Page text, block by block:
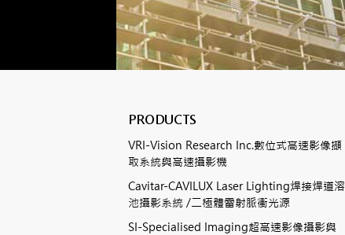
PRODUCTS
VRI-Vision Research Inc.數位式高速影像擷
取系統與高速攝影機
Cavitar-CAVILUX Laser Lighting焊接焊道溶
池攝影系統 /二極體雷射脈衝光源
SI-Specialised Imaging超高速影像攝影與